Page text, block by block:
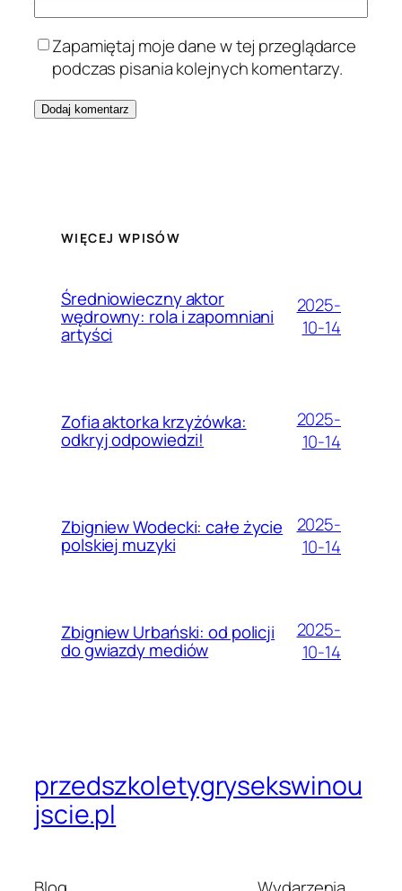
Zapamiętaj moje dane w tej przeglądarce
podczas pisania kolejnych komentarzy.
WIĘCEJ WPISÓW
Średniowieczny aktor
wędrowny: rola i zapomniani
artyści
2025-
10-14
Zofia aktorka krzyżówka:
odkryj odpowiedzi!
2025-
10-14
Zbigniew Wodecki: całe życie
polskiej muzyki
2025-
10-14
Zbigniew Urbański: od policji
do gwiazdy mediów
2025-
10-14
przedszkoletygrysekswinou
jscie.pl